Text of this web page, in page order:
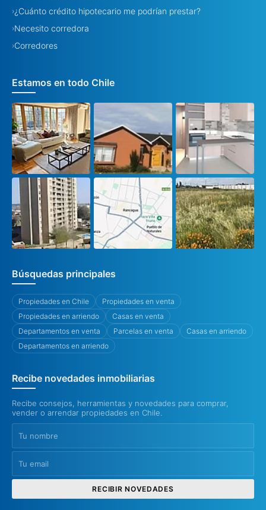
›¿Cuánto crédito hipotecario me podrían prestar?
›Necesito corredora
›Corredores
Estamos en todo Chile
Búsquedas principales
Propiedades en Chile
Propiedades en venta
Propiedades en arriendo
Casas en venta
Departamentos en venta
Parcelas en venta
Casas en arriendo
Departamentos en arriendo
Recibe novedades inmobiliarias
Recibe consejos, herramientas y novedades para comprar,
vender o arrendar propiedades en Chile.
RECIBIR NOVEDADES